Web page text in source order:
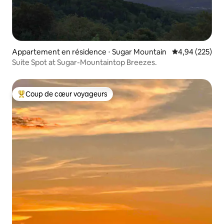
Appartement en résidence ⋅ Sugar Mountain Évaluation
4,94 (225)
Suite Spot at Sugar-Mountaintop Breezes.
Coups de cœur voyageurs les plus appréciés
Coup de cœur voyageurs